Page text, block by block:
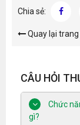
Chia sẻ:
Quay lại
CÂU HỎI
Chức
gì?